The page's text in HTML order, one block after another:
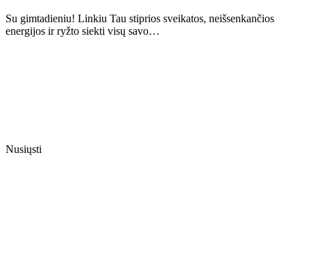
Su gimtadieniu! Linkiu Tau stiprios sveikatos, neišsenkančios
energijos ir ryžto siekti visų savo…
Nusiųsti